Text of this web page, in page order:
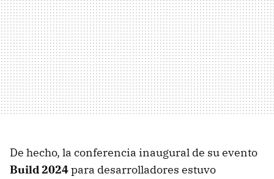
De hecho, la conferencia inaugural de su evento
Build 2024para desarrolladores estuvo